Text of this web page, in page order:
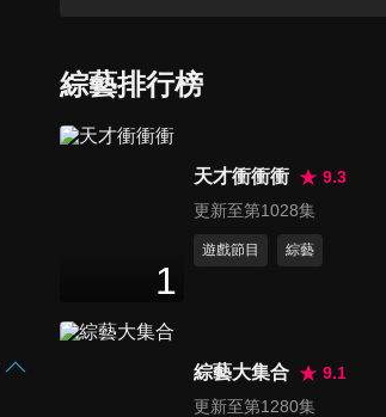
47 分鐘
綜藝排行榜
1
天才衝衝衝
9.3
更新至第1028集
遊戲節目 綜藝
綜藝大集合
9.1
更新至第1280集